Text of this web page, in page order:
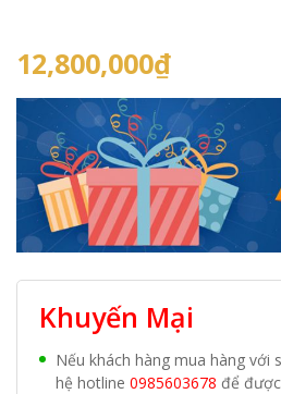
12,800,000₫
Khuyến Mại
Nếu khách hàng mua hàng với
hệ hotline 0985603678 để